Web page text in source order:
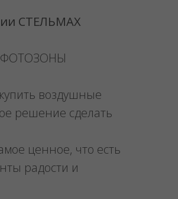
СТЕЛЬМАХ
воздушные
решение сделать
ценное, что есть
радости и